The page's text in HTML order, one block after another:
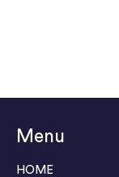
Menu
HOME